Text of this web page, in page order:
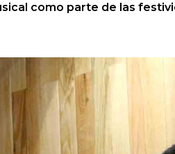
como parte de las